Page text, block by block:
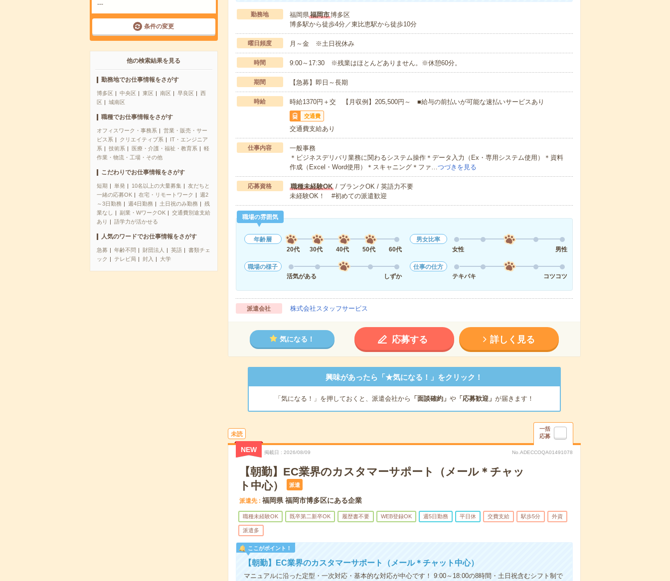
---
条件の変更
他の検索結果を見る
勤務地でお仕事情報をさがす
博多区 中央区 東区 南区 早良区
西
区
城南区
職種でお仕事情報をさがす
オフィスワーク・事務系
営業・販売・サー
ビス系
クリエイティブ系
IT・エンジニア
系
技術系 医療・介護・福祉・教育系
軽
作業・物流・工場・その他
こだわりでお仕事情報をさがす
短期 単発 10名以上の大量募集
友だちと
一緒の応募OK
在宅・リモートワーク
週2
～3日勤務
週4日勤務 土日祝のみ勤務
残
業なし
副業・WワークOK
交通費別途支給
あり
語学力が活かせる
人気のワードでお仕事情報をさがす
急募 年齢不問 財団法人 英語
書類チェ
ック
テレビ局 封入 大学
勤務地 福岡県福岡市博多区
博多駅から徒歩4分／東比恵駅から徒歩10分
曜日頻度 月～金 ※土日祝休み
時間 9:00～17:30 ※残業はほとんどありません。※休憩60分。
期間 【急募】即日～長期
時給 時給1370円＋交 【月収例】205,500円～ ■給与の前払いが可能な速払いサービスあり
交通費
交通費支給あり
仕事内容
一般事務
＊ビジネスデリバリ業務に関わるシステム操作＊データ入力（Ex・専用システム使用）＊資料
作成（Excel・Word使用）＊スキャニング＊ファ…つづきを見る
応募資格 職種未経験OK/ ブランクOK / 英語力不要
未経験OK！ #初めての派遣歓迎
職場の雰囲気
年齢層
20代
30代 40代 50代 60代
男女比率
女性
男性
職場の様子
活気がある
しずか
仕事の仕方
テキパキ
コツコツ
派遣会社 株式会社スタッフサービス
気になる！ 応募する 詳しく見る
興味があったら「★気になる！」をクリック！
「気になる！」を押しておくと、派遣会社から 「面談確約」 や「応募歓迎」 が届きます！
未読
一括
応募
NEW 掲載日 2026/08/09 No.ADECCOQA01491078
【朝勤】EC業界のカスタマーサポート（メール＊チャッ
ト中心）
派遣
派遣先 福岡県 福岡市博多区にある企業
職種未経験OK 既卒第二新卒OK 履歴書不要 WEB登録OK 週5日勤務 平日休 交費支給 駅歩5分 外資
派遣多
ここがポイント！
【朝勤】EC業界のカスタマーサポート（メール＊チャット中心）
マニュアルに沿った定型・一次対応・基本的な対応が中心です！ 9:00～18:00の8時間・土日祝含むシフト制で